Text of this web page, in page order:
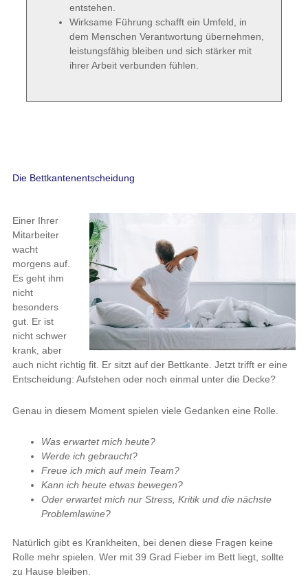
entstehen.
Wirksame Führung schafft ein Umfeld, in
dem Menschen Verantwortung übernehmen,
leistungsfähig bleiben und sich stärker mit
ihrer Arbeit verbunden fühlen.
Die Bettkantenentscheidung
Einer Ihrer
Mitarbeiter
wacht
morgens auf.
Es geht ihm
nicht
besonders
gut. Er ist
nicht schwer
krank, aber
auch nicht richtig fit. Er sitzt auf der Bettkante. Jetzt trifft er eine
Entscheidung: Aufstehen oder noch einmal unter die Decke?
Genau in diesem Moment spielen viele Gedanken eine Rolle.
Was erwartet mich heute?
Werde ich gebraucht?
Freue ich mich auf mein Team?
Kann ich heute etwas bewegen?
Oder erwartet mich nur Stress, Kritik und die nächste
Problemlawine?
Natürlich gibt es Krankheiten, bei denen diese Fragen keine
Rolle mehr spielen. Wer mit 39 Grad Fieber im Bett liegt, sollte
zu Hause bleiben.